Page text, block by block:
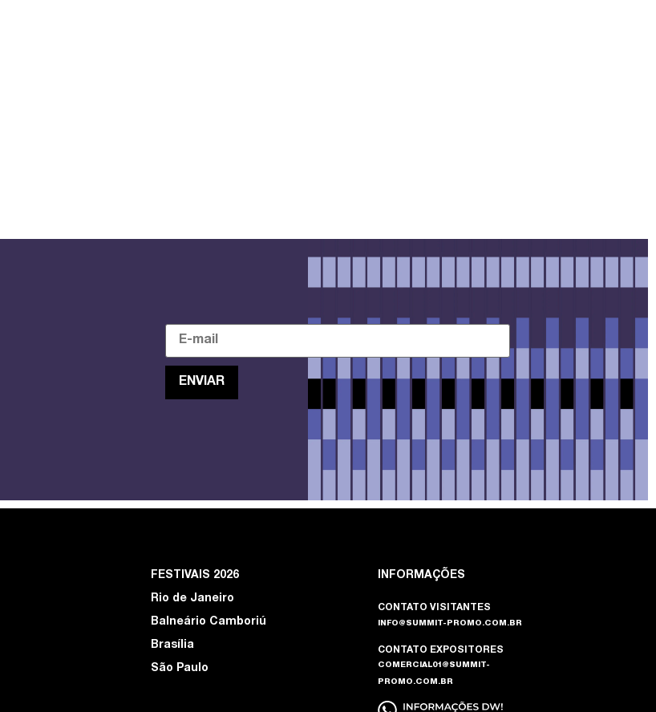
FESTIVAIS 2026
Rio de Janeiro
Balneário Camboriú
Brasília
São Paulo
INFORMAÇÕES
CONTATO VISITANTES
INFO@SUMMIT-PROMO.COM.BR
CONTATO EXPOSITORES
COMERCIAL01@SUMMIT-
PROMO.COM.BR